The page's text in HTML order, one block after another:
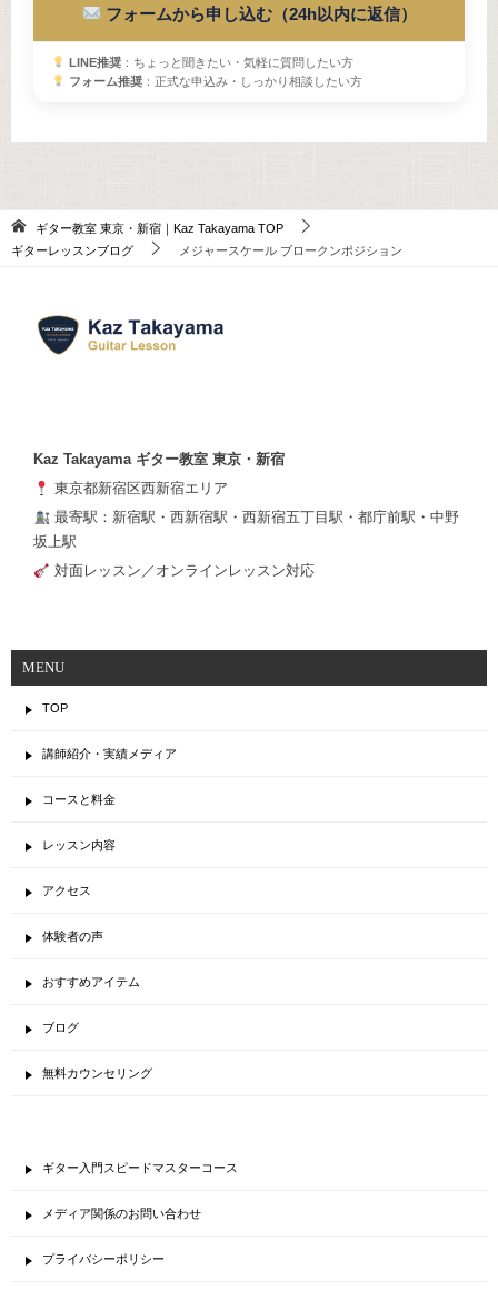
フォームから申し込む（24h以内に返信）
LINE推奨：ちょっと聞きたい・気軽に質問したい方
フォーム推奨：正式な申込み・しっかり相談したい方
ギター教室 東京・新宿｜Kaz Takayama TOP
ギターレッスンブログ
メジャースケール ブロークンポジション
Kaz Takayama ギター教室 東京・新宿
東京都新宿区西新宿エリア
最寄駅：新宿駅・西新宿駅・西新宿五丁目駅・都庁前駅・中野
坂上駅
対面レッスン／オンラインレッスン対応
MENU
TOP
講師紹介・実績メディア
コースと料金
レッスン内容
アクセス
体験者の声
おすすめアイテム
ブログ
無料カウンセリング
ギター入門スピードマスターコース
メディア関係のお問い合わせ
プライバシーポリシー